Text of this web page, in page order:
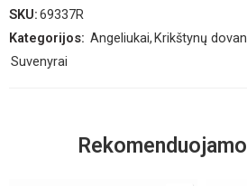
SKU:69337R
Kategorijos: Angeliukai, Krikštynų
Suvenyrai